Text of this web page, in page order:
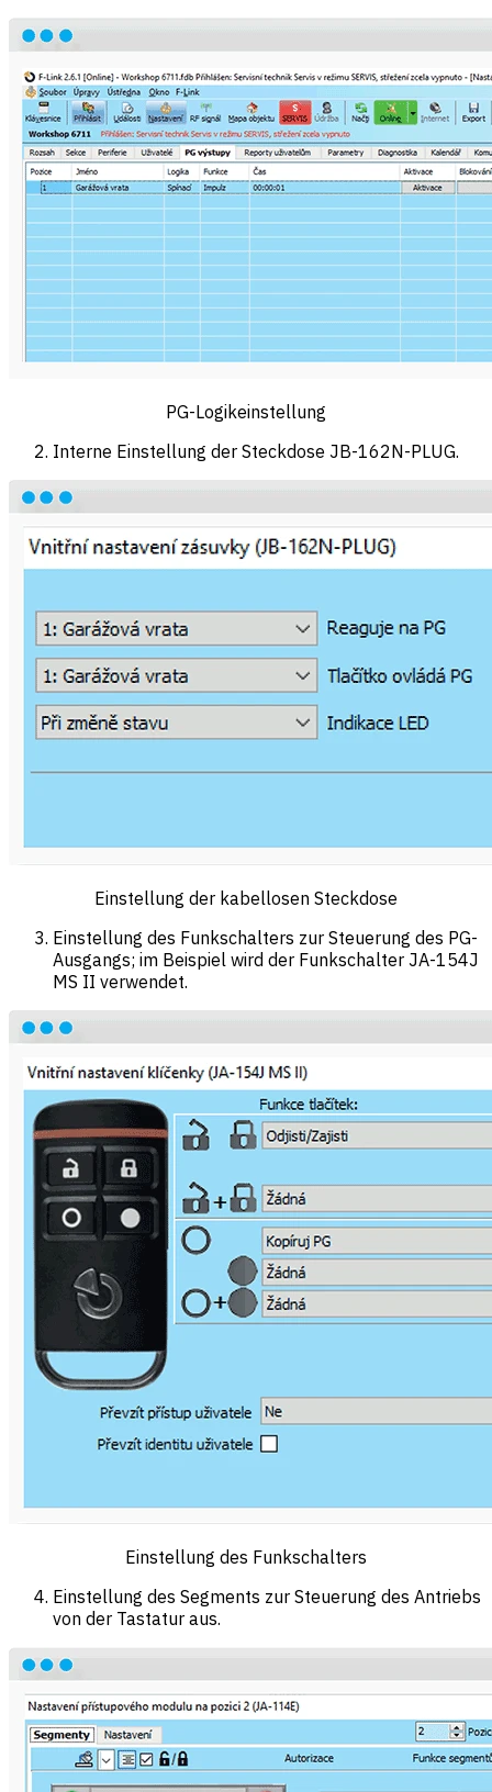
PG-Logikeinstellung
Interne Einstellung der Steckdose JB-162N-PLUG.
Einstellung der kabellosen Steckdose
Einstellung des Funkschalters zur Steuerung des PG-
Ausgangs; im Beispiel wird der Funkschalter JA-154J
MS II verwendet.
Einstellung des Funkschalters
Einstellung des Segments zur Steuerung des Antriebs
von der Tastatur aus.